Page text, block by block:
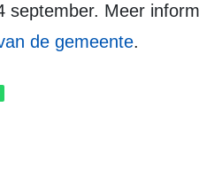
september. Meer
de gemeente.
VAN JUSTITIE YEŞILGÖZ